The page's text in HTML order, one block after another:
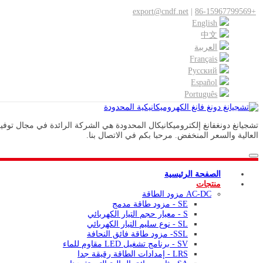
+86-15967799569
export@cndf.net
English
中文
العربية
Français
Pусский
Español
Português
العالية والسعر المنخفض. مرحبا بكم في الاتصال بنا.
الصفحة الرئيسية
منتجات
AC-DC مزود الطاقة
SE - مزود طاقة مدمج
S - معيار حجم التيار الكهربائي
SL - نوع سليم التيار الكهربائي
SSL- مزود طاقة فائق النحافة
SV - برنامج تشغيل LED مقاوم للماء
LRS - إمدادات الطاقة رقيقة جدا